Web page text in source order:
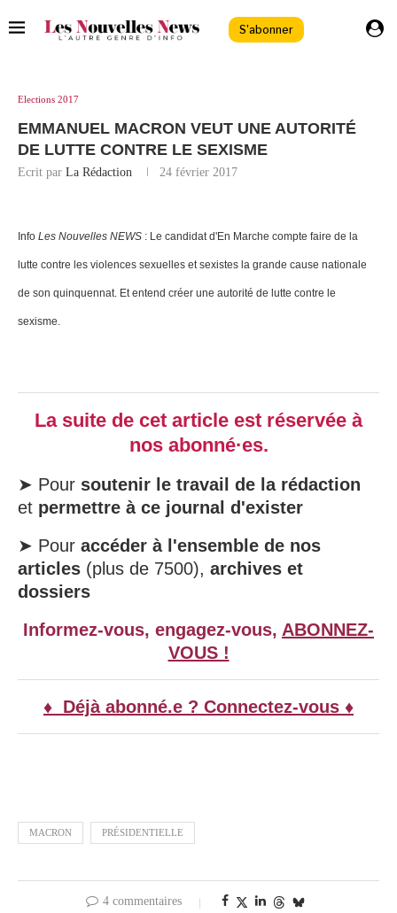
S'abonner
Elections 2017
EMMANUEL MACRON VEUT UNE AUTORITÉ
DE LUTTE CONTRE LE SEXISME
Ecrit par La Rédaction 24 février 2017
Info Les Nouvelles NEWS : Le candidat d'En Marche compte faire de la
lutte contre les violences sexuelles et sexistes la grande cause nationale
de son quinquennat. Et entend créer une autorité de lutte contre le
sexisme.
La suite de cet article est réservée à
nos abonné·es.
➤ Pour soutenir le travail de la rédaction
et permettre à ce journal d'exister
➤ Pour accéder à l'ensemble de nos
articles (plus de 7500), archives et
dossiers
Informez-vous, engagez-vous, ABONNEZ-
VOUS !
♦ Déjà abonné.e ? Connectez-vous ♦
MACRON PRÉSIDENTIELLE
4 commentaires